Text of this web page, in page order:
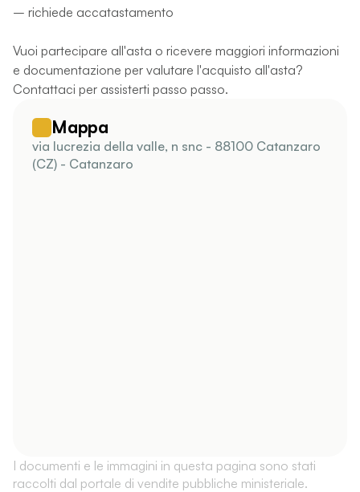
– richiede accatastamento
Vuoi partecipare all'asta o ricevere maggiori informazioni
e documentazione per valutare l'acquisto all'asta?
Contattaci per assisterti passo passo.
Mappa
via lucrezia della valle, n snc - 88100 Catanzaro
(CZ) - Catanzaro
I documenti e le immagini in questa pagina sono stati
raccolti dal portale di vendite pubbliche ministeriale.